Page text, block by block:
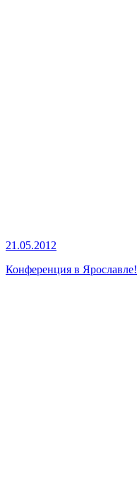
21.05.2012
Конференция в Ярославле!